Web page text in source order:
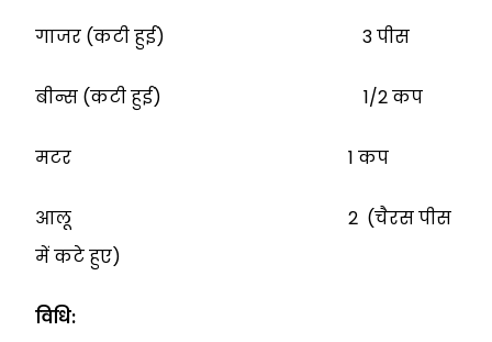
गाजर (कटी हुई) 3 पीस
बीन्स (कटी हुई) 1/2 कप
मटर 1 कप
आलू 2 (चैरस पीस
में कटे हुए)
विधि: